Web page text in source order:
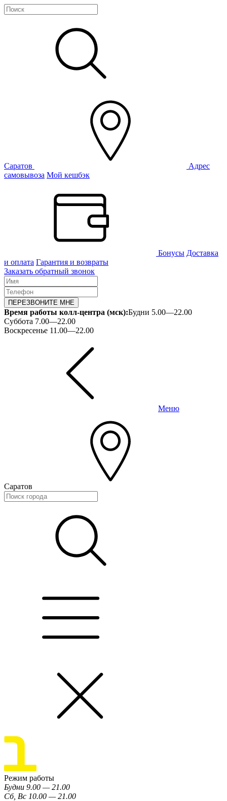
Саратов
Адрес
самовывоза Мой кешбэк
Бонусы Доставка
и оплата Гарантия и возвраты
Заказать обратный звонок
ПЕРЕЗВОНИТЕ МНЕ
Время работы колл-центра (мск):Будни 5.00—22.00
Суббота 7.00—22.00
Воскресенье 11.00—22.00
Меню
Саратов
Режим работы
Будни 9.00 — 21.00
Сб, Вс 10.00 — 21.00